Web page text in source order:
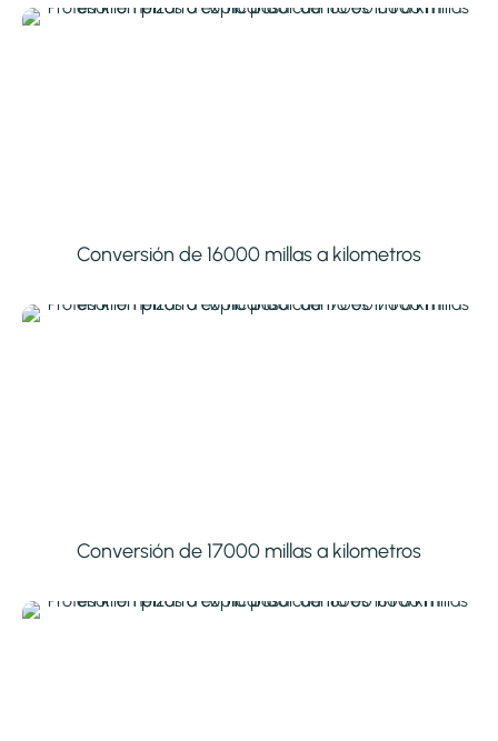
Conversión de 16000 millas a kilometros
Conversión de 17000 millas a kilometros